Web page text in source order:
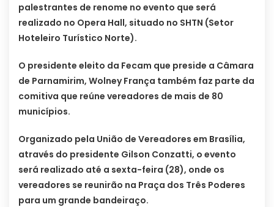
palestrantes de renome no evento que será
realizado no Opera Hall, situado no SHTN (Setor
Hoteleiro Turístico Norte).
O presidente eleito da Fecam que preside a Câmara
de Parnamirim, Wolney França também faz parte da
comitiva que reúne vereadores de mais de 80
municípios.
Organizado pela União de Vereadores em Brasília,
através do presidente Gilson Conzatti, o evento
será realizado até a sexta-feira (28), onde os
vereadores se reunirão na Praça dos Três Poderes
para um grande bandeiraço.